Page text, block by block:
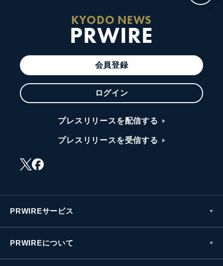
KYODO NEWS
PRWIRE
会員登録
ログイン
プレスリリースを配信する
プレスリリースを受信する
PRWIREサービス
PRWIREについて